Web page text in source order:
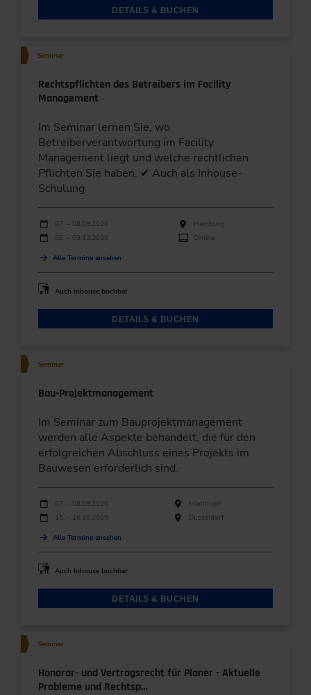
DETAILS & BUCHEN
Seminar
Rechtspflichten des Betreibers im Facility
Management
Im Seminar lernen Sie, wo
Betreiberverantwortung im Facility
Management liegt und welche rechtlichen
Pflichten Sie haben. ✔ Auch als Inhouse-
Schulung
Durchführungen
Veranstaltungsdatum
07. – 08.09.2026
Hamburg
02. – 03.12.2026
Online
Alle Termine ansehen
Auch Inhouse buchbar
DETAILS & BUCHEN
Seminar
Bau-Projektmanagement
Im Seminar zum Bauprojektmanagement
werden alle Aspekte behandelt, die für den
erfolgreichen Abschluss eines Projekts im
Bauwesen erforderlich sind.
Durchführungen
Veranstaltungsdatum
07. – 08.09.2026
Mannheim
15. – 16.10.2026
Düsseldorf
Alle Termine ansehen
Auch Inhouse buchbar
DETAILS & BUCHEN
Seminar
Honorar- und Vertragsrecht für Planer - Aktuelle
Probleme und Rechtsp…